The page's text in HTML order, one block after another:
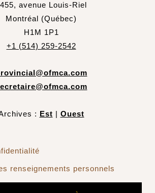
avenue Louis-Riel
Montréal (Québec)
H1M 1P1
+1 (514) 259-2542
: Est | Ouest
renseignements personnels